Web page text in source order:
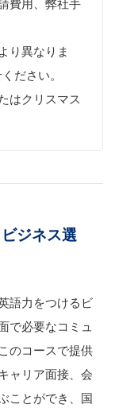
り異なりま
ださい。
はクリスマス
ジネス選
語力をつけるビ
で必要なコミュ
のコースで提供
ャリア面接、会
ことができ、国